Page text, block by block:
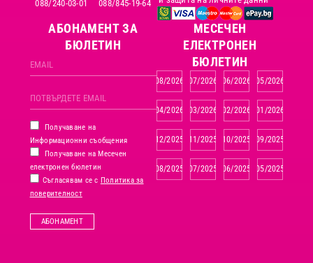
088/240-03-01
088/845-19-64
АБОНАМЕНТ ЗА
БЮЛЕТИН
Получаване на
Информационни съобщения
Получаване на Месечен
електронен бюлетин
Съгласявам се с Политика за
поверителност
АБОНАМЕНТ
MЕСЕЧЕН
ЕЛЕКТРОНЕН
БЮЛЕТИН
08/2026 07/2026 06/2026 05/2026
04/2026 03/2026 02/2026 01/2026
12/2025 11/2025 10/2025 09/2025
08/2025 07/2025 06/2025 05/2025